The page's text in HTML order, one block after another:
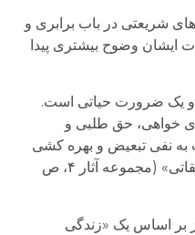
های شریعتی در باب برابری و
ایشان وضوح بیشتری پیدا
و یک ضرورت حیاتی است.
خواهی، حق طلبی و
نفی تبعیض و بهره کشی
و افزون طلبی فردی و شرک طبقاتی» (مجموعه آثار ۴، ص
بر اساس یک «زندگی